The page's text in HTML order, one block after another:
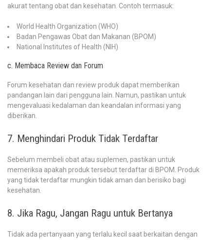
akurat tentang obat dan kesehatan. Contoh termasuk:
World Health Organization (WHO)
Badan Pengawas Obat dan Makanan (BPOM)
National Institutes of Health (NIH)
c. Membaca Review dan Forum
Forum kesehatan dan review produk dapat memberikan
pandangan lain dari pengguna lain. Namun, pastikan untuk
mengevaluasi kedalaman dan keandalan informasi yang
diberikan.
7. Menghindari Produk Tidak Terdaftar
Sebelum membeli obat atau suplemen, pastikan untuk
memeriksa apakah produk tersebut terdaftar di BPOM. Produk
yang tidak terdaftar mungkin tidak aman dan berisiko bagi
kesehatan.
8. Jika Ragu, Jangan Ragu untuk Bertanya
Tidak ada pertanyaan yang terlalu kecil saat berkaitan dengan